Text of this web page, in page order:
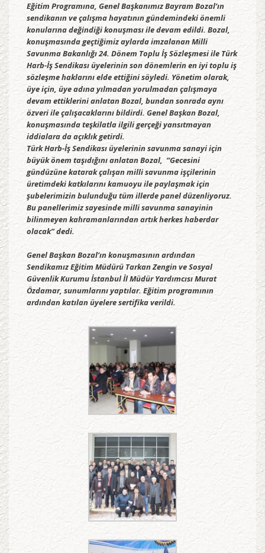
Eğitim Programına, Genel Başkanımız Bayram Bozal’ın
sendikanın ve çalışma hayatının gündemindeki önemli
konularına değindiği konuşması ile devam edildi. Bozal,
konuşmasında geçtiğimiz aylarda imzalanan Milli
Savunma Bakanlığı 24. Dönem Toplu İş Sözleşmesi ile Türk
Harb-İş Sendikası üyelerinin son dönemlerin en iyi toplu iş
sözleşme haklarını elde ettiğini söyledi. Yönetim olarak,
üye için, üye adına yılmadan yorulmadan çalışmaya
devam ettiklerini anlatan Bozal, bundan sonrada aynı
özveri ile çalışacaklarını bildirdi. Genel Başkan Bozal,
konuşmasında teşkilatla ilgili gerçeği yansıtmayan
iddialara da açıklık getirdi.
Türk Harb-İş Sendikası üyelerinin savunma sanayi için
büyük önem taşıdığını anlatan Bozal, “Gecesini
gündüzüne katarak çalışan milli savunma işçilerinin
üretimdeki katkılarını kamuoyu ile paylaşmak için
şubelerimizin bulunduğu tüm illerde panel düzenliyoruz.
Bu panellerimiz sayesinde milli savunma sanayinin
bilinmeyen kahramanlarından artık herkes haberdar
olacak” dedi.
Genel Başkan Bozal’ın konuşmasının ardından
Sendikamız Eğitim Müdürü Tarkan Zengin ve Sosyal
Güvenlik Kurumu İstanbul İl Müdür Yardımcısı Murat
Özdamar, sunumlarını yaptılar. Eğitim programının
ardından katılan üyelere sertifika verildi.